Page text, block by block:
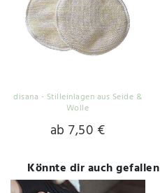
disana - Stilleinlagen aus Seide &
Wolle
ab 7,50 €
Könnte dir auch gefallen